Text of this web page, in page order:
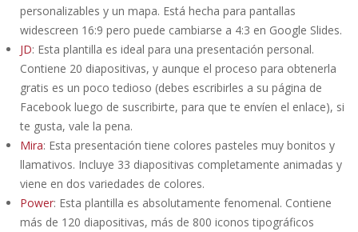
personalizables y un mapa. Está hecha para pantallas
widescreen 16:9 pero puede cambiarse a 4:3 en Google Slides.
JD: Esta plantilla es ideal para una presentación personal.
Contiene 20 diapositivas, y aunque el proceso para obtenerla
gratis es un poco tedioso (debes escribirles a su página de
Facebook luego de suscribirte, para que te envíen el enlace), si
te gusta, vale la pena.
Mira: Esta presentación tiene colores pasteles muy bonitos y
llamativos. Incluye 33 diapositivas completamente animadas y
viene en dos variedades de colores.
Power: Esta plantilla es absolutamente fenomenal. Contiene
más de 120 diapositivas, más de 800 iconos tipográficos